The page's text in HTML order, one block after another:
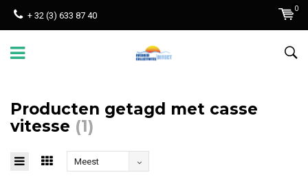
+ 32 (3) 633 87 40
0
Producten getagd met casse
vitesse (1)
Meest